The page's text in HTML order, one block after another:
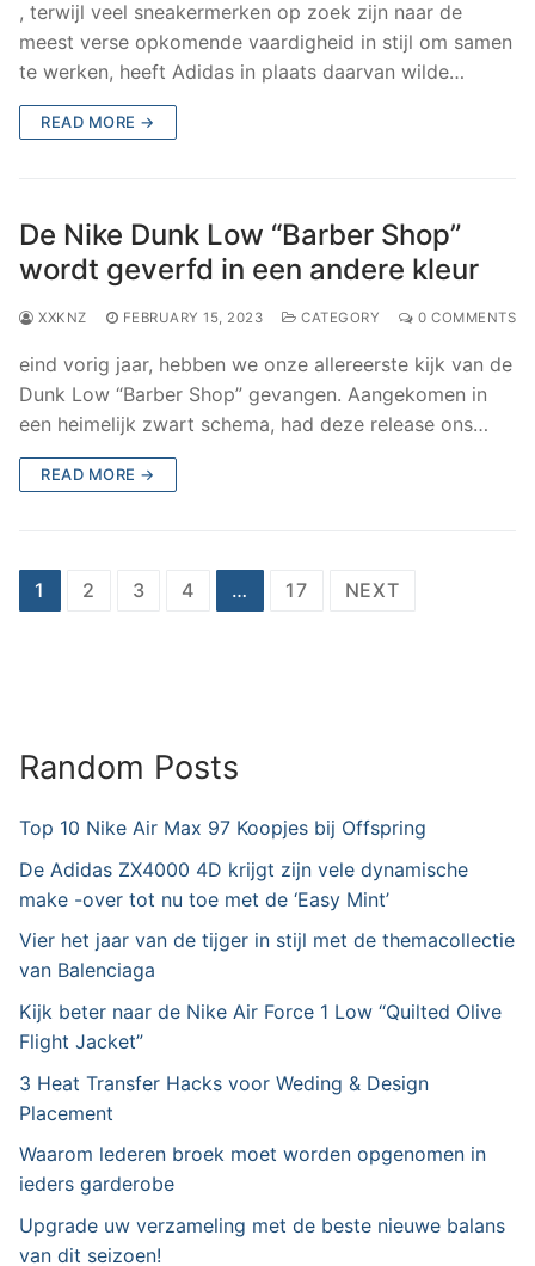
, terwijl veel sneakermerken op zoek zijn naar de
meest verse opkomende vaardigheid in stijl om samen
te werken, heeft Adidas in plaats daarvan wilde…
READ MORE →
De Nike Dunk Low “Barber Shop”
wordt geverfd in een andere kleur
XXKNZ FEBRUARY 15, 2023 CATEGORY 0 COMMENTS
eind vorig jaar, hebben we onze allereerste kijk van de
Dunk Low “Barber Shop” gevangen. Aangekomen in
een heimelijk zwart schema, had deze release ons…
READ MORE →
Posts
1 2 3 4 … 17 NEXT
Random Posts
Top 10 Nike Air Max 97 Koopjes bij Offspring
De Adidas ZX4000 4D krijgt zijn vele dynamische
make -over tot nu toe met de ‘Easy Mint’
Vier het jaar van de tijger in stijl met de themacollectie
van Balenciaga
Kijk beter naar de Nike Air Force 1 Low “Quilted Olive
Flight Jacket”
3 Heat Transfer Hacks voor Weding & Design
Placement
Waarom lederen broek moet worden opgenomen in
ieders garderobe
Upgrade uw verzameling met de beste nieuwe balans
van dit seizoen!